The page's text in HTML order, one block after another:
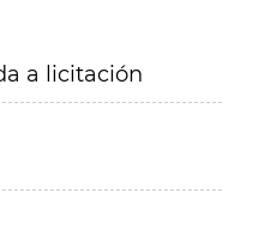
a licitación